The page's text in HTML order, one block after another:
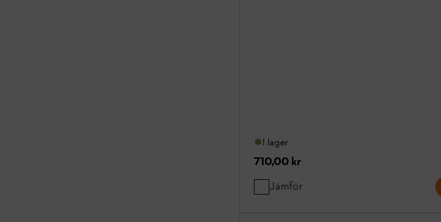
I lager
710,00 kr
Jämför